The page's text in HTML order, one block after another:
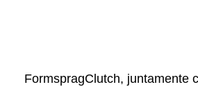
FormspragClutch, juntamente